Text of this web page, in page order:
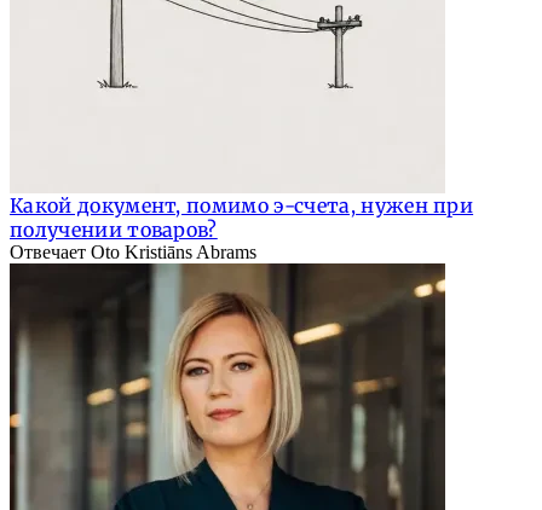
Какой документ, помимо э-счета, нужен при
получении товаров?
Отвечает Oto Kristiāns Abrams